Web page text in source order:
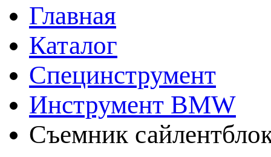
Главная
Каталог
Специнструмент
Инструмент BMW
Съемник